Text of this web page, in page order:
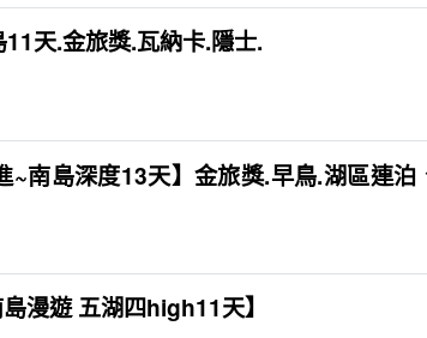
11天.金旅獎.瓦納卡.隱士.
~南島深度13天】金旅獎.早鳥.湖區連
漫遊 五湖四high11天】